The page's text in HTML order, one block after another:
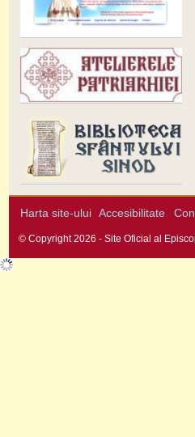
Harta site-ului Accesibilitate
© Copyright 2026 - Site Oficial al